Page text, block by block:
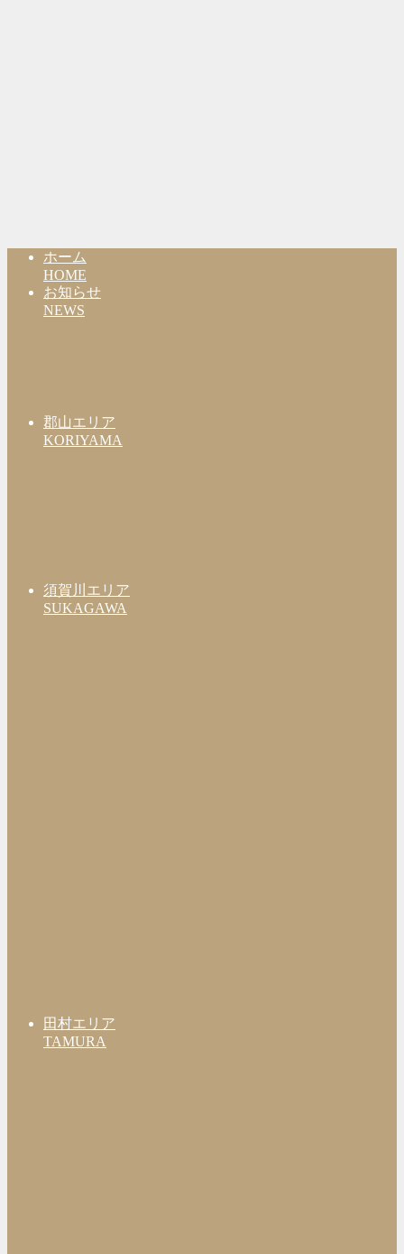
ホーム
HOME
お知らせ
NEWS
郡山エリア
KORIYAMA
須賀川エリア
SUKAGAWA
田村エリア
TAMURA